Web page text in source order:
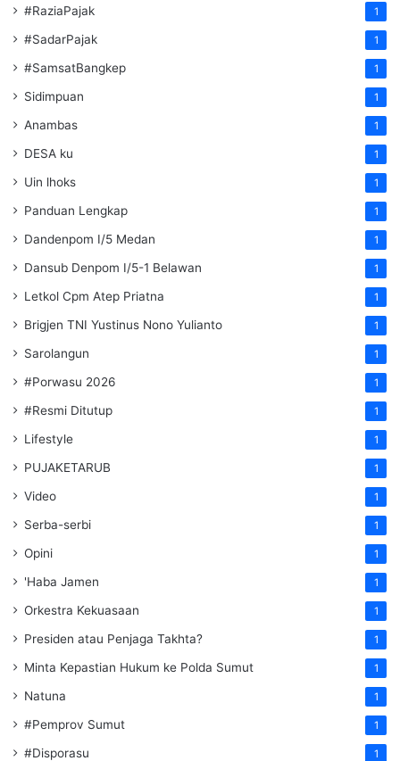
#RaziaPajak 1
#SadarPajak 1
#SamsatBangkep 1
Sidimpuan 1
Anambas 1
DESA ku 1
Uin lhoks 1
Panduan Lengkap 1
Dandenpom I/5 Medan 1
Dansub Denpom I/5-1 Belawan 1
Letkol Cpm Atep Priatna 1
Brigjen TNI Yustinus Nono Yulianto 1
Sarolangun 1
#Porwasu 2026 1
#Resmi Ditutup 1
Lifestyle 1
PUJAKETARUB 1
Video 1
Serba-serbi 1
Opini 1
'Haba Jamen 1
Orkestra Kekuasaan 1
Presiden atau Penjaga Takhta? 1
Minta Kepastian Hukum ke Polda Sumut 1
Natuna 1
#Pemprov Sumut 1
#Disporasu 1